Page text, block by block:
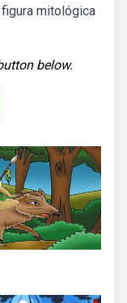
mitológica
below.